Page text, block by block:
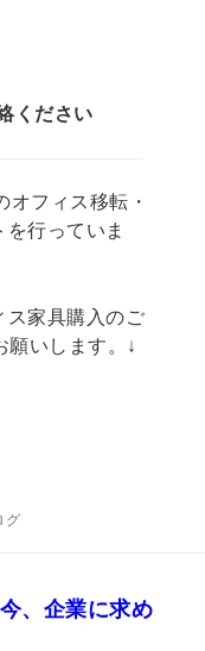
ください
オフィス移転・
行っていま
ス家具購入のご
願いします。↓
グ
、企業に求め